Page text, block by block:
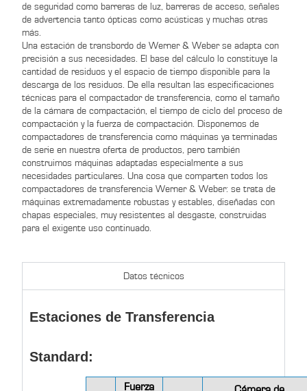
de seguridad como barreras de luz, barreras de acceso, señales
de advertencia tanto ópticas como acústicas y muchas otras
más.
Una estación de transbordo de Werner & Weber se adapta con
precisión a sus necesidades. El base del cálculo lo constituye la
cantidad de residuos y el espacio de tiempo disponible para la
descarga de los residuos. De ella resultan las especificaciones
técnicas para el compactador de transferencia, como el tamaño
de la cámara de compactación, el tiempo de ciclo del proceso de
compactación y la fuerza de compactación. Disponemos de
compactadores de transferencia como máquinas ya terminadas
de serie en nuestra oferta de productos, pero también
construimos máquinas adaptadas especialmente a sus
necesidades particulares. Una cosa que comparten todos los
compactadores de transferencia Werner & Weber: se trata de
máquinas extremadamente robustas y estables, diseñadas con
chapas especiales, muy resistentes al desgaste, construidas
para el exigente uso continuado.
Datos técnicos
Estaciones de Transferencia
Standard:
Fuerza